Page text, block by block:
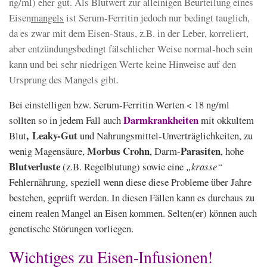
Eisenmangels ist Serum-Ferritin jedoch nur bedingt tauglich,
da es zwar mit dem Eisen-Staus, z.B. in der Leber, korreliert,
aber entzündungsbedingt fälschlicher Weise normal-hoch sein
kann und bei sehr niedrigen Werte keine Hinweise auf den
Ursprung des Mangels gibt.
Bei einstelligen bzw. Serum-Ferritin Werten < 18 ng/ml
sollten so in jedem Fall auchDarmkrankheitenmit okkultem
Blut, Leaky-Gutund Nahrungsmittel-Unverträglichkeiten, zu
wenig Magensäure,Morbus Crohn, Darm-Parasiten, hohe
Blutverluste(z.B. Regelblutung) sowie eine „krasse“
Fehlernährung, speziell wenn diese diese Probleme über Jahre
bestehen, geprüft werden. In diesen Fällen kann es durchaus zu
einem realen Mangel an Eisen kommen. Selten(er) können auch
genetische Störungen vorliegen.
Wichtiges zu Eisen-Infusionen!